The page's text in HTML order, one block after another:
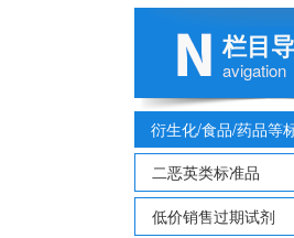
栏目
avigation
衍生化/食品/药品等
二恶英类标准品
低价销售过期试剂